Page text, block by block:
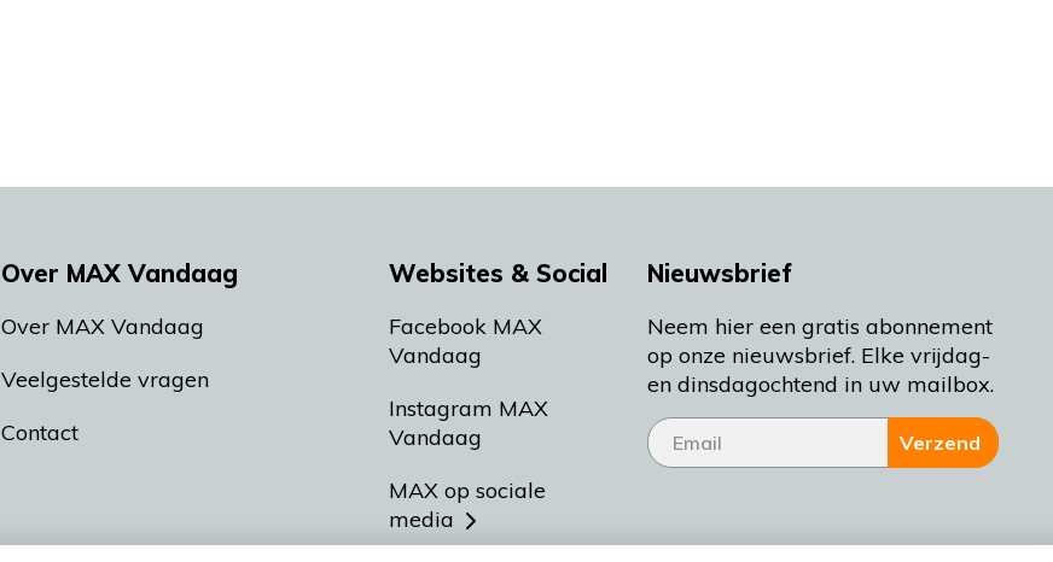
Over MAX Vandaag
Over MAX Vandaag
Veelgestelde vragen
Contact
Websites & Social
Facebook MAX
Vandaag
Instagram MAX
Vandaag
MAX op sociale
media
Nieuwsbrief
Neem hier een gratis abonnement
op onze nieuwsbrief. Elke vrijdag-
en dinsdagochtend in uw mailbox.
Verzend